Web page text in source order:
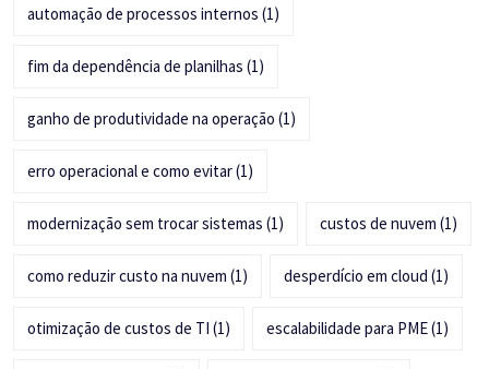
automação de processos internos (1)
fim da dependência de planilhas (1)
ganho de produtividade na operação (1)
erro operacional e como evitar(1)
modernização sem trocar sistemas (1) custos de nuvem (1)
como reduzir custo na nuvem (1) desperdício em cloud (1)
otimização de custos de TI (1) escalabilidade para PME(1)